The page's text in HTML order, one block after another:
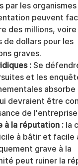
par les organismes
peuvent
des millions, voire
de dollars pour les
graves.
: Se
et les
absorbe
devraient être
de
à la réputation : la
à bâtir et facile
grave à la
peut ruiner la